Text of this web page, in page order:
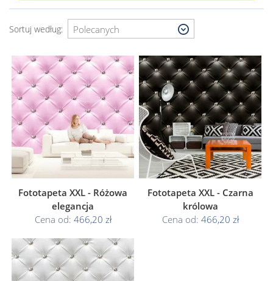
Sortuj według:
Fototapeta XXL - Różowa
elegancja
Cena od: 466,20 zł
Fototapeta XXL - Czarna
królowa
Cena od: 466,20 zł